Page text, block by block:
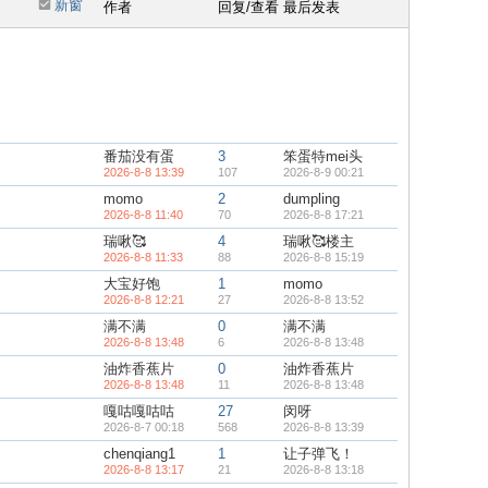
新窗 作者 回复/查看 最后发表
番茄没有蛋
2026-8-8 13:39
3
107
笨蛋特mei头
2026-8-9 00:21
momo
2026-8-8 11:40
2
70
dumpling
2026-8-8 17:21
瑞啾🥰
2026-8-8 11:33
4
88
瑞啾🥰楼主
2026-8-8 15:19
大宝好饱
2026-8-8 12:21
1
27
momo
2026-8-8 13:52
满不满
2026-8-8 13:48
0
6
满不满
2026-8-8 13:48
油炸香蕉片
2026-8-8 13:48
0
11
油炸香蕉片
2026-8-8 13:48
嘎咕嘎咕咕
2026-8-7 00:18
27
568
闵呀
2026-8-8 13:39
chenqiang1
2026-8-8 13:17
1
21
让子弹飞！
2026-8-8 13:18